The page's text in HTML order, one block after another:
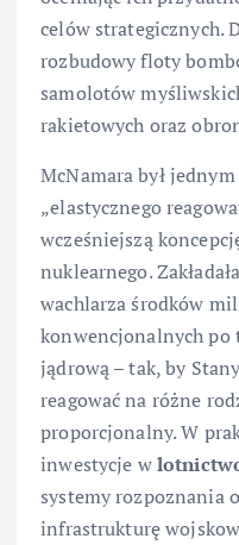
celów strategicznych.
rozbudowy floty
samolotów
rakietowych oraz
McNamara był
„elastycznego
wcześniejszą
nuklearnego.
wachlarza środków
konwencjonalnych po
jądrową – tak, by
reagować na różne
proporcjonalny. W
inwestycje w
systemy rozpoznania
infrastrukturę